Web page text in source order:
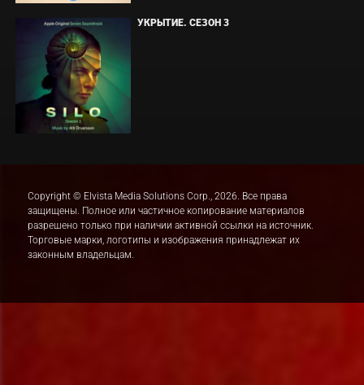
УКРЫТИЕ. СЕЗОН 3
Copyright © Elvista Media Solutions Corp., 2026. Все права
защищены. Полное или частичное копирование материалов
разрешено только при наличии активной ссылки на источник.
Торговые марки, логотипы и изображения принадлежат их
законным владельцам.